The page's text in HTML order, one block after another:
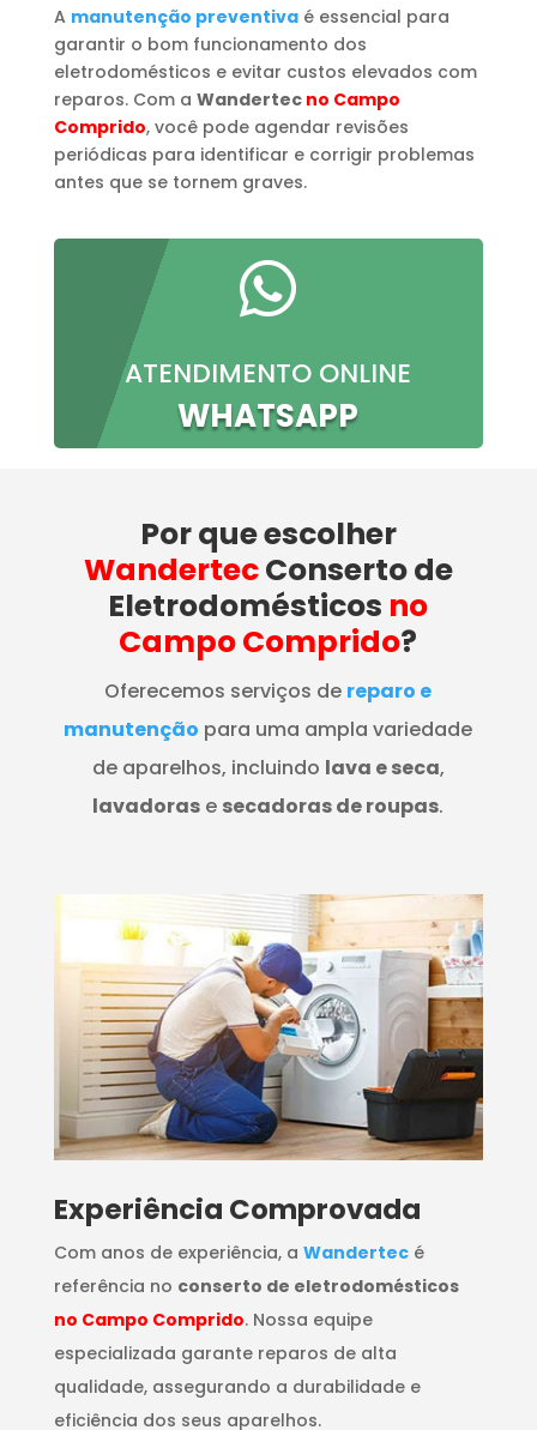
A manutenção preventivaé essencial para
garantir o bom funcionamento dos
eletrodomésticos e evitar custos elevados com
reparos. Com a Wandertec no Campo
Comprido, você pode agendar revisões
periódicas para identificar e corrigir problemas
antes que se tornem graves.

ATENDIMENTO ONLINE
WHATSAPP
Por que escolher
WandertecConserto de
Eletrodomésticos no
Campo Comprido?
Oferecemos serviços de reparo e
manutenção para uma ampla variedade
de aparelhos, incluindo lava e seca,
lavadoras e secadoras de roupas.
​Experiência Comprovada
Com anos de experiência, a Wandertecé
referência no conserto de eletrodomésticos
no Campo Comprido. Nossa equipe
especializada garante reparos de alta
qualidade, assegurando a durabilidade e
eficiência dos seus aparelhos.